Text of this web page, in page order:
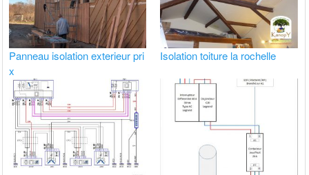
Panneau isolation exterieur pri
x
Isolation toiture la rochelle